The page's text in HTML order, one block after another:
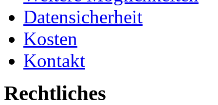
Datensicherheit
Kosten
Kontakt
Rechtliches